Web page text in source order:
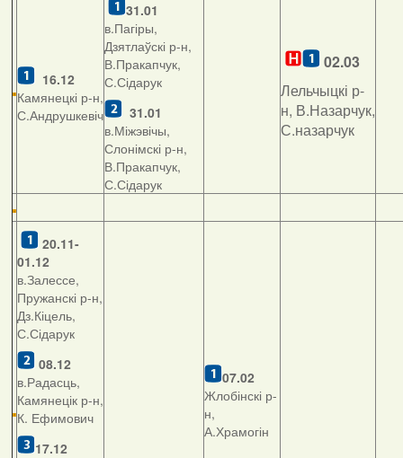
16.12
Камянецкі р-н,
С.Андрушкевіч
31.01
в.Пагіры,
Дзятлаўскі р-н,
В.Пракапчук,
С.Сідарук
31.01
в.Міжэвічы,
Слонімскі р-н,
В.Пракапчук,
С.Сідарук
02.03
Лельчыцкі р-
н, В.Назарчук,
С.назарчук
20.11-
01.12
в.Залессе,
Пружанскі р-н,
Дз.Кіцель,
С.Сідарук
08.12
в.Радасць,
Камянецік р-н,
К. Ефимович
17.12
07.02
Жлобінскі р-
н,
А.Храмогін